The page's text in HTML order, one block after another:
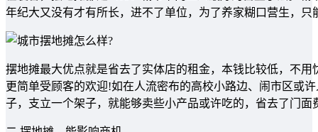
年纪大又没有才有所长，进不了单位，为了养家糊口营生，
摆地摊最大优点就是省去了实体店的租金，本钱比较低，不
更简单受顾客的欢迎!如在人流密布的高校小路边、闹市区或
子，支立一个架子，就能够卖些小产品或许吃的，省去了门